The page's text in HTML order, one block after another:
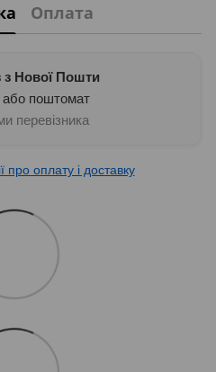
Оплата
з Нової Пошти
або поштомат
перевізника
про оплату і доставку